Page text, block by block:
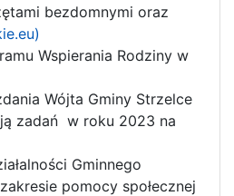
bezdomnymi oraz
Wspierania Rodziny w
Wójta Gminy Strzelce
zadań w roku 2023 na
Gminnego
pomocy społecznej